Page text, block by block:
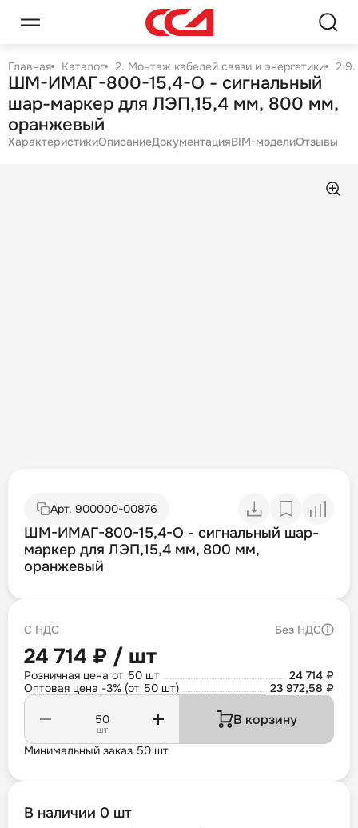
Главная Каталог 2. Монтаж кабелей связи и энергетики 2.9.
ШМ-ИМАГ-800-15,4-О - сигнальный
шар-маркер для ЛЭП,15,4 мм, 800 мм,
оранжевый
ХарактеристикиОписаниеДокументацияBIM-моделиОтзывы
Арт. 900000-00876
ШМ-ИМАГ-800-15,4-О - сигнальный шар-
маркер для ЛЭП,15,4 мм, 800 мм,
оранжевый
С НДС Без НДС
24 714 ₽ / шт
Розничная цена от 50 шт
24 714 ₽
Оптовая цена -3% (от 50 шт)
23 972,58 ₽
шт
В корзину
Минимальный заказ 50 шт
В наличии 0 шт